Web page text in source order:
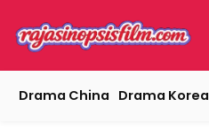
Drama China Drama Korea